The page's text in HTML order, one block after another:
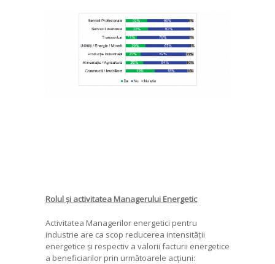
Rolul și activitatea Managerului Energetic
Activitatea Managerilor energetici pentru
industrie are ca scop reducerea intensității
energetice și respectiv a valorii facturii energetice
a beneficiarilor prin următoarele acțiuni: